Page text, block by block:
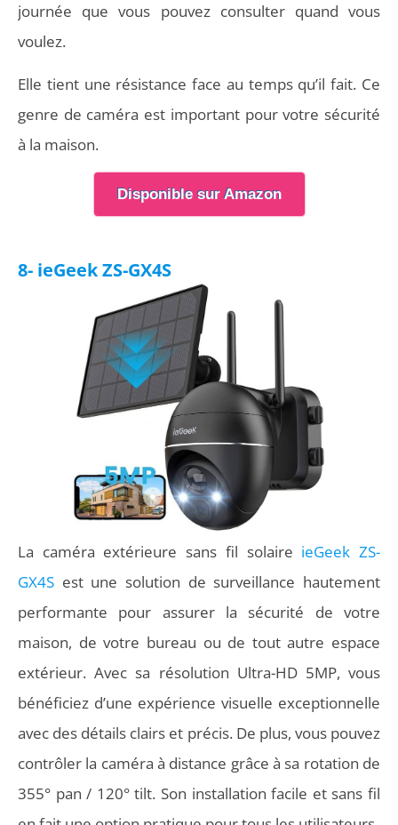
journée que vous pouvez consulter quand vous
voulez.
Elle tient une résistance face au temps qu’il fait. Ce
genre de caméra est important pour votre sécurité
à la maison.
Disponible sur Amazon
8- ieGeek ZS-GX4S
La caméra extérieure sans fil solaire ieGeek ZS-
GX4S est une solution de surveillance hautement
performante pour assurer la sécurité de votre
maison, de votre bureau ou de tout autre espace
extérieur. Avec sa résolution Ultra-HD 5MP, vous
bénéficiez d’une expérience visuelle exceptionnelle
avec des détails clairs et précis. De plus, vous pouvez
contrôler la caméra à distance grâce à sa rotation de
355° pan / 120° tilt. Son installation facile et sans fil